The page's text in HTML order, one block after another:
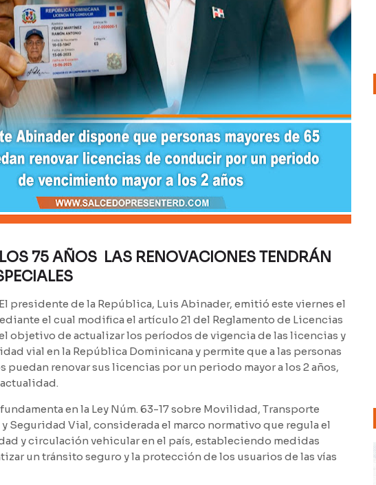
75 AÑOS LAS RENOVACIONES TENDRÁN
presidente de la República, Luis Abinader, emitió este viernes el
el cual modifica el artículo 21 del Reglamento de Licencias
objetivo de actualizar los períodos de vigencia de las licencias y
vial en la República Dominicana y permite que a las personas
puedan renovar sus licencias por un periodo mayor a los 2 años,
en la Ley Núm. 63-17 sobre Movilidad, Transporte
Seguridad Vial, considerada el marco normativo que regula el
y circulación vehicular en el país, estableciendo medidas
un tránsito seguro y la protección de los usuarios de las vías